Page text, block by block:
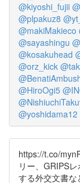
@kiyoshi_fujii
@plpakuz8
@makiMakieco
@sayashingu
@kosakuhead
@orz_kick
@HiroOgi5
@yoshidama12
https://t.co/
リー、GRIPS
する外交文書